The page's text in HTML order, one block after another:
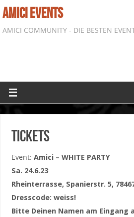
AMICI EVENTS
AMICI COMMUNITY - DIE BESTEN
Tickets
Event: Amici – WHITE PARTY
Sa. 24.6.23
Rheinterrasse, Spanierstr. 5,
Dresscode: weiss!
Bitte Deinen Namen am Eingang